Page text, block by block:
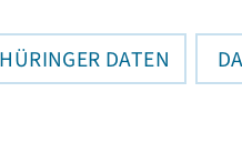
DATEN